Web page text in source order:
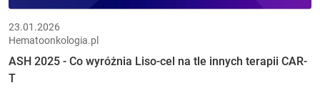
23.01.2026
Hematoonkologia.pl
ASH 2025 - Co wyróżnia Liso-cel na tle innych terapii CAR-
T